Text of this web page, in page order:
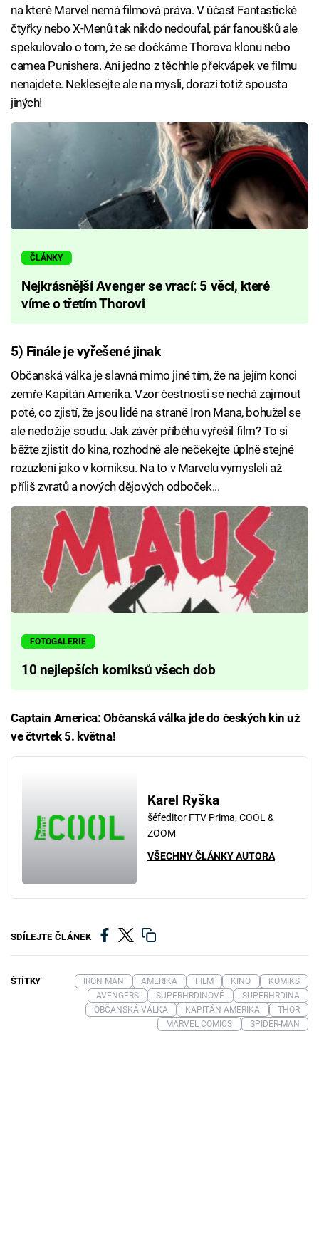
na které Marvel nemá filmová práva. V účast Fantastické
čtyřky nebo X-Menů tak nikdo nedoufal, pár fanoušků ale
spekulovalo o tom, že se dočkáme Thorova klonu nebo
camea Punishera. Ani jedno z těchhle překvápek ve filmu
nenajdete. Neklesejte ale na mysli, dorazí totiž spousta
jiných!
ČLÁNKY
Nejkrásnější Avenger se vrací: 5 věcí, které
víme o třetím Thorovi
5) Finále je vyřešené jinak
Občanská válka je slavná mimo jiné tím, že na jejím konci
zemře Kapitán Amerika. Vzor čestnosti se nechá zajmout
poté, co zjistí, že jsou lidé na straně Iron Mana, bohužel se
ale nedožije soudu. Jak závěr příběhu vyřešil film? To si
běžte zjistit do kina, rozhodně ale nečekejte úplně stejné
rozuzlení jako v komiksu. Na to v Marvelu vymysleli až
příliš zvratů a nových dějových odboček...
FOTOGALERIE
10 nejlepších komiksů všech dob
Captain America: Občanská válka jde do českých kin už
ve čtvrtek 5. května!
Karel Ryška
šéfeditor FTV Prima, COOL &
ZOOM
VŠECHNY ČLÁNKY AUTORA
SDÍLEJTE ČLÁNEK
ŠTÍTKY IRON MAN AMERIKA FILM KINO
KOMIKS
AVENGERS
SUPERHRDINOVÉ
SUPERHRDINA
OBČANSKÁ VÁLKA
KAPITÁN AMERIKA
THOR
MARVEL COMICS
SPIDER-MAN